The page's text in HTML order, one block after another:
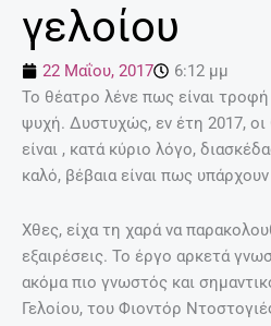
γελοίου
22 Μαΐου, 2017
6:12 μμ
Το θέατρο λένε πως είναι τροφή
ψυχή. Δυστυχώς, εν έτη 2017, οι
είναι , κατά κύριο λόγο,
καλό, βέβαια είναι πως υπάρχουν
Χθες, είχα τη χαρά να
εξαιρέσεις. Το έργο αρκετά
ακόμα πιο γνωστός και
Γελοίου, του Φιοντόρ